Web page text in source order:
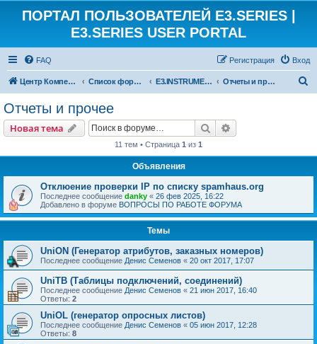
ПОРТАЛ ПОЛЬЗОВАТЕЛЕЙ E3.SERIES |
E3.SERIES USER PORTAL
FAQ Вход
Регистрация
Центр Компетенции ЕКУБ Список форумов E3.INSTRUMENTATION Отчеты и прочее
Отчеты и прочее
Новая тема Поиск
11 тем • Страница 1 из 1
Объявления
Отклюение проверки IP по списку spamhaus.org
Последнее сообщение danky « 26 фев 2025, 16:22
Добавлено в форуме ВОПРОСЫ ПО РАБОТЕ ФОРУМА
Темы
UniON (Генератор атрибутов, заказных номеров)
Последнее сообщение Денис Семенов « 20 окт 2017, 17:07
UniTB (Таблицы подключений, соединений)
Последнее сообщение Денис Семенов « 21 июн 2017, 16:40
Ответы: 2
UniOL (генератор опросных листов)
Последнее сообщение Денис Семенов « 05 июн 2017, 12:28
Ответы: 8